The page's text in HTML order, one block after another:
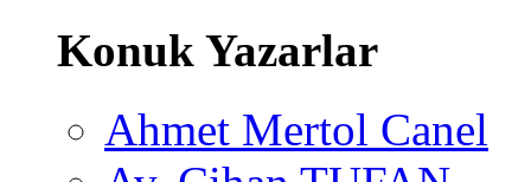
Konuk Yazarlar
Ahmet Mertol Canel